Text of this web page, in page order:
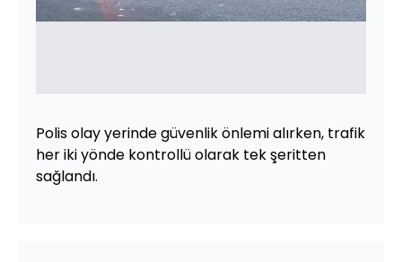
Polis olay yerinde güvenlik önlemi alırken, trafik
her iki yönde kontrollü olarak tek şeritten
sağlandı.